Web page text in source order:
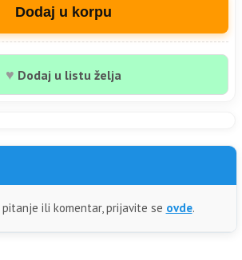
Dodaj u korpu
♥ Dodaj u listu želja
ili komentar, prijavite se ovde.